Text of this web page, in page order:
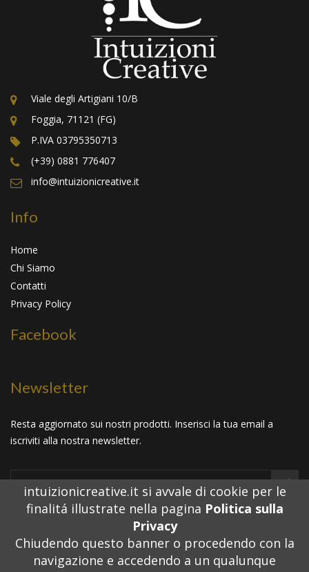
intuizionicreative.it si avvale di cookie per le
finalitá illustrate nella pagina Politica sulla
Privacy
Chiudendo questo banner o procedendo con la
navigazione e accedendo a un qualunque
Viale degli Artigiani 10/B
Foggia, 71121 (FG)
P.IVA 03795350713
(+39) 0881 776407
info@intuizionicreative.it
Info
Home
Chi Siamo
Contatti
Privacy Policy
Facebook
Newsletter
Resta aggiornato sui nostri prodotti. Inserisci la tua email a
iscriviti alla nostra newsletter.